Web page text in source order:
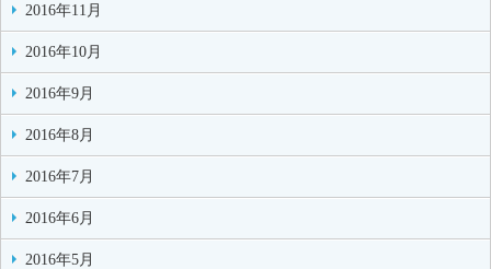
2016年11月
2016年10月
2016年9月
2016年8月
2016年7月
2016年6月
2016年5月